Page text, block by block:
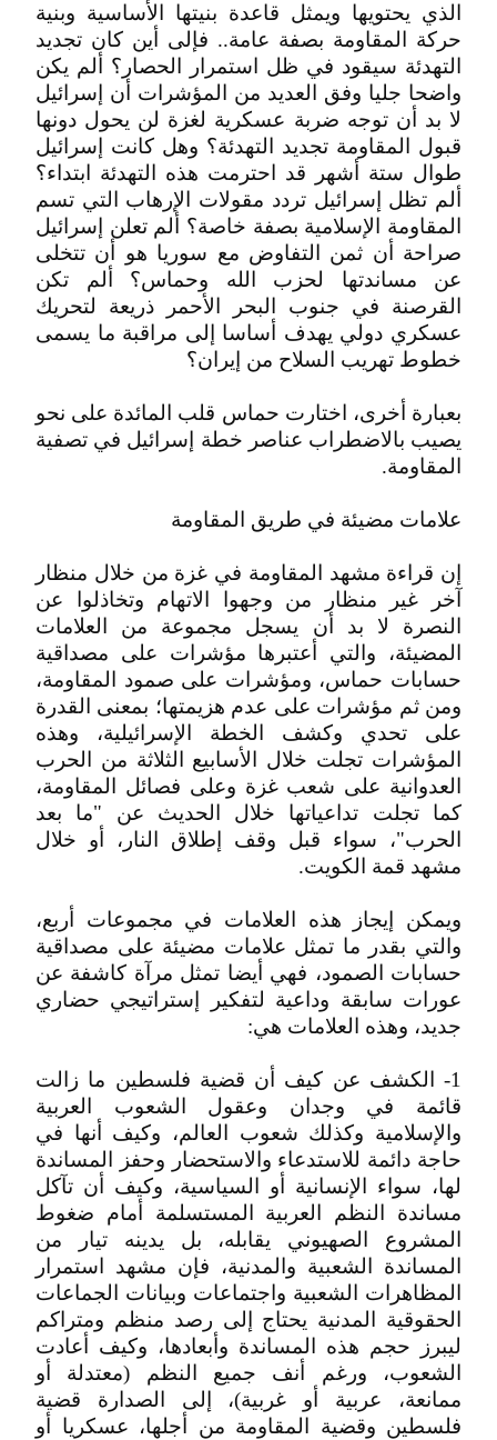
الذي يحتويها ويمثل قاعدة بنيتها الأساسية وبنية
حركة المقاومة بصفة عامة.. فإلى أين كان تجديد
التهدئة سيقود في ظل استمرار الحصار؟ ألم يكن
واضحا جليا وفق العديد من المؤشرات أن إسرائيل
لا بد أن توجه ضربة عسكرية لغزة لن يحول دونها
قبول المقاومة تجديد التهدئة؟ وهل كانت إسرائيل
طوال ستة أشهر قد احترمت هذه التهدئة ابتداء؟
ألم تظل إسرائيل تردد مقولات الإرهاب التي تسم
المقاومة الإسلامية بصفة خاصة؟ ألم تعلن إسرائيل
صراحة أن ثمن التفاوض مع سوريا هو أن تتخلى
عن مساندتها لحزب الله وحماس؟ ألم تكن
القرصنة في جنوب البحر الأحمر ذريعة لتحريك
عسكري دولي يهدف أساسا إلى مراقبة ما يسمى
خطوط تهريب السلاح من إيران؟
بعبارة أخرى، اختارت حماس قلب المائدة على نحو
يصيب بالاضطراب عناصر خطة إسرائيل في تصفية
المقاومة.
علامات مضيئة في طريق المقاومة
إن قراءة مشهد المقاومة في غزة من خلال منظار
آخر غير منظار من وجهوا الاتهام وتخاذلوا عن
النصرة لا بد أن يسجل مجموعة من العلامات
المضيئة، والتي أعتبرها مؤشرات على مصداقية
حسابات حماس، ومؤشرات على صمود المقاومة،
ومن ثم مؤشرات على عدم هزيمتها؛ بمعنى القدرة
على تحدي وكشف الخطة الإسرائيلية، وهذه
المؤشرات تجلت خلال الأسابيع الثلاثة من الحرب
العدوانية على شعب غزة وعلى فصائل المقاومة،
كما تجلت تداعياتها خلال الحديث عن "ما بعد
الحرب"، سواء قبل وقف إطلاق النار، أو خلال
مشهد قمة الكويت.
ويمكن إيجاز هذه العلامات في مجموعات أربع،
والتي بقدر ما تمثل علامات مضيئة على مصداقية
حسابات الصمود، فهي أيضا تمثل مرآة كاشفة عن
عورات سابقة وداعية لتفكير إستراتيجي حضاري
جديد، وهذه العلامات هي:
1- الكشف عن كيف أن قضية فلسطين ما زالت
قائمة في وجدان وعقول الشعوب العربية
والإسلامية وكذلك شعوب العالم، وكيف أنها في
حاجة دائمة للاستدعاء والاستحضار وحفز المساندة
لها، سواء الإنسانية أو السياسية، وكيف أن تآكل
مساندة النظم العربية المستسلمة أمام ضغوط
المشروع الصهيوني يقابله، بل يدينه تيار من
المساندة الشعبية والمدنية، فإن مشهد استمرار
المظاهرات الشعبية واجتماعات وبيانات الجماعات
الحقوقية المدنية يحتاج إلى رصد منظم ومتراكم
ليبرز حجم هذه المساندة وأبعادها، وكيف أعادت
الشعوب، ورغم أنف جميع النظم (معتدلة أو
ممانعة، عربية أو غربية)، إلى الصدارة قضية
فلسطين وقضية المقاومة من أجلها، عسكريا أو